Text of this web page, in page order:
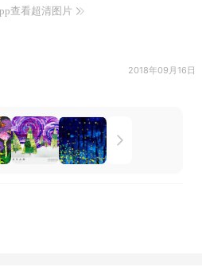
查看超清图片
2018年09月16日